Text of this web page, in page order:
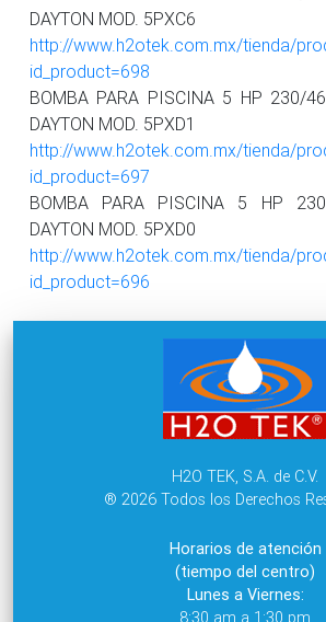
DAYTON MOD. 5PXC6
http://www.h2otek.com.mx/tienda/
id_product=698
BOMBA PARA PISCINA 5 HP 230/
DAYTON MOD. 5PXD1
http://www.h2otek.com.mx/tienda/
id_product=697
BOMBA PARA PISCINA 5 HP
DAYTON MOD. 5PXD0
http://www.h2otek.com.mx/tienda/
id_product=696
H2O TEK, S.A. de C.V.
® 2026 Todos los Derechos
Horarios de atención
(tiempo del centro)
Lunes a Viernes:
8:30 am a 1:30 pm